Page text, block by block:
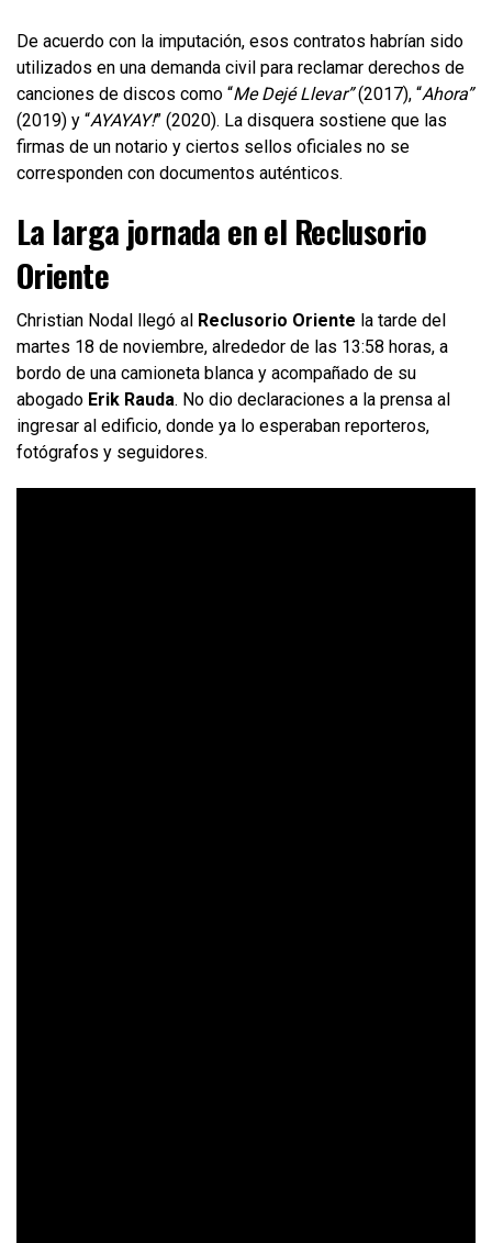
De acuerdo con la imputación, esos contratos habrían sido
utilizados en una demanda civil para reclamar derechos de
canciones de discos como “Me Dejé Llevar”(2017), “Ahora”
(2019) y “AYAYAY!” (2020). La disquera sostiene que las
firmas de un notario y ciertos sellos oficiales no se
corresponden con documentos auténticos.
La larga jornada en el Reclusorio
Oriente
Christian Nodal llegó al Reclusorio Oriente la tarde del
martes 18 de noviembre, alrededor de las 13:58 horas, a
bordo de una camioneta blanca y acompañado de su
abogado Erik Rauda. No dio declaraciones a la prensa al
ingresar al edificio, donde ya lo esperaban reporteros,
fotógrafos y seguidores.